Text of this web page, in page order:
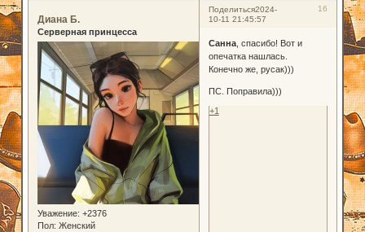
Поделиться 16
2024-
10-11 21:45:57
Диана Б.
Серверная принцесса
Уважение: +2376
Пол: Женский
Санна, спасибо! Вот и
опечатка нашлась.
Конечно же, русак)))
ПС. Поправила)))
+1